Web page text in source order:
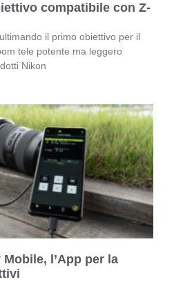
compatibile con Z-
il primo obiettivo per il
tele potente ma leggero
Nikon
l’App per la